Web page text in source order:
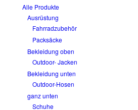
Alle Produkte
Ausrüstung
Fahrradzubehör
Packsäcke
Bekleidung oben
Outdoor- Jacken
Bekleidung unten
Outdoor-Hosen
ganz unten
Schuhe